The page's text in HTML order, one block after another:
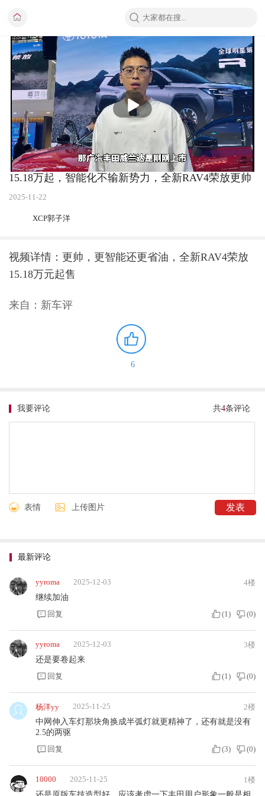
播
放
15.18万起，智能化不输新势力，全新RAV4荣放更帅
2025-11-22
XCP郭子洋
视频详情：更帅，更智能还更省油，全新RAV4荣放
15.18万元起售
来自：新车评
6
共4条评论
我要评论
表情 上传图片
最新评论
yyroma 2025-12-03
4楼
继续加油
回复
(1 ) (0)
yyroma 2025-12-03
3楼
还是要卷起来
回复
(1 ) (0)
杨洋yy 2025-11-25
2楼
中网伸入车灯那块角换成半弧灯就更精神了，还有就是没有
2.5的两驱
回复
(3) (0)
10000 2025-11-25
1楼